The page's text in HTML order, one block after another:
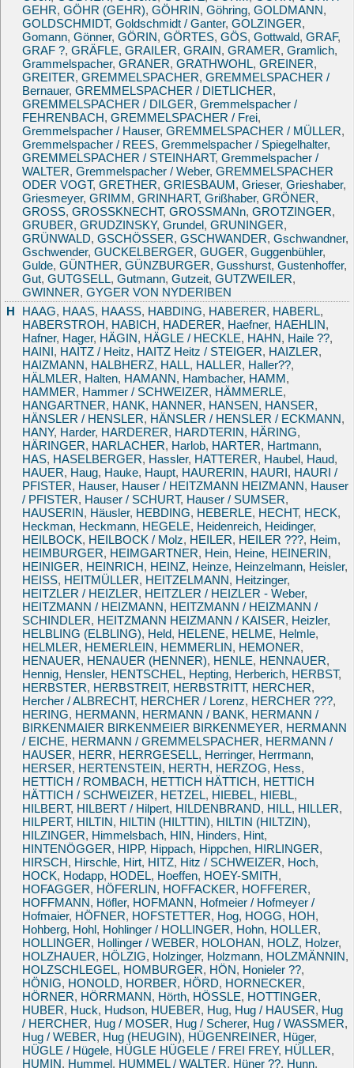
GEHR,GÖHR (GEHR),GÖHRIN,Göhring,GOLDMANN,
GOLDSCHMIDT,Goldschmidt / Ganter,GOLZINGER,
Gomann,Gönner,GÖRIN,GÖRTES,GÖS,Gottwald,GRAF,
GRAF ?,GRÄFLE,GRAILER,GRAIN,GRAMER,Gramlich,
Grammelspacher,GRANER,GRATHWOHL,GREINER,
GREITER,GREMMELSPACHER,GREMMELSPACHER /
Bernauer,GREMMELSPACHER / DIETLICHER,
GREMMELSPACHER / DILGER,Gremmelspacher /
FEHRENBACH,GREMMELSPACHER / Frei,
Gremmelspacher / Hauser,GREMMELSPACHER / MÜLLER,
Gremmelspacher / REES,Gremmelspacher / Spiegelhalter,
GREMMELSPACHER / STEINHART,Gremmelspacher /
WALTER,Gremmelspacher / Weber,GREMMELSPACHER
ODER VOGT,GRETHER,GRIESBAUM,Grieser,Grieshaber,
Griesmeyer,GRIMM,GRINHART,Grißhaber,GRÖNER,
GROSS,GROSSKNECHT,GROSSMANn,GROTZINGER,
GRUBER,GRUDZINSKY,Grundel,GRUNINGER,
GRÜNWALD,GSCHÖSSER,GSCHWANDER,Gschwandner,
Gschwender,GUCKELBERGER,GUGER,Guggenbühler,
Gulde,GÜNTHER,GÜNZBURGER,Gusshurst,Gustenhoffer,
Gut,GUTGSELL,Gutmann,Gutzeit,GUTZWEILER,
GWINNER,GYGER VON NYDERIBEN
H
HAAG, HAAS, HAASS, HABDING, HABERER, HABERL,
HABERSTROH, HABICH, HADERER, Haefner, HAEHLIN,
Hafner, Hager, HÄGIN, HÄGLE / HECKLE, HAHN, Haile ??,
HAINI, HAITZ / Heitz, HAITZ Heitz / STEIGER, HAIZLER,
HAIZMANN, HALBHERZ, HALL, HALLER, Haller??,
HÄLMLER, Halten, HAMANN, Hambacher, HAMM,
HAMMER, Hammer / SCHWEIZER, HÄMMERLE,
HANGARTNER, HANK, HANNER, HANSEN, HANSER,
HÄNSLER / HENSLER, HÄNSLER / HENSLER / ECKMANN,
HANY, Harder, HARDERER, HARDTERIN, HÄRING,
HÄRINGER, HARLACHER, Harlob, HARTER, Hartmann,
HAS, HASELBERGER, Hassler, HATTERER, Haubel, Haud,
HAUER, Haug, Hauke, Haupt, HAURERIN, HAURI, HAURI /
PFISTER, Hauser, Hauser / HEITZMANN HEIZMANN, Hauser
/ PFISTER, Hauser / SCHURT, Hauser / SUMSER,
HAUSERIN, Häusler, HEBDING, HEBERLE, HECHT, HECK,
Heckman, Heckmann, HEGELE, Heidenreich, Heidinger,
HEILBOCK, HEILBOCK / Molz, HEILER, HEILER ???, Heim,
HEIMBURGER, HEIMGARTNER, Hein, Heine, HEINERIN,
HEINIGER, HEINRICH, HEINZ, Heinze, Heinzelmann, Heisler,
HEISS, HEITMÜLLER, HEITZELMANN, Heitzinger,
HEITZLER / HEIZLER, HEITZLER / HEIZLER - Weber,
HEITZMANN / HEIZMANN, HEITZMANN / HEIZMANN /
SCHINDLER, HEITZMANN HEIZMANN / KAISER, Heizler,
HELBLING (ELBLING), Held, HELENE, HELME, Helmle,
HELMLER, HEMERLEIN, HEMMERLIN, HEMONER,
HENAUER, HENAUER (HENNER), HENLE, HENNAUER,
Hennig, Hensler, HENTSCHEL, Hepting, Herberich, HERBST,
HERBSTER, HERBSTREIT, HERBSTRITT, HERCHER,
Hercher / ALBRECHT, HERCHER / Lorenz, HERCHER ???,
HERING, HERMANN, HERMANN / BANK, HERMANN /
BIRKENMAIER BIRKENMEIER BIRKENMEYER, HERMANN
/ EICHE, HERMANN / GREMMELSPACHER, HERMANN /
HAUSER, HERR, HERRGESELL, Herringer, Herrmann,
HERSER, HERTENSTEIN, HERTH, HERZOG, Hess,
HETTICH / ROMBACH, HETTICH HÄTTICH, HETTICH
HÄTTICH / SCHWEIZER, HETZEL, HIEBEL, HIEBL,
HILBERT, HILBERT / Hilpert, HILDENBRAND, HILL, HILLER,
HILPERT, HILTIN, HILTIN (HILTTIN), HILTIN (HILTZIN),
HILZINGER, Himmelsbach, HIN, Hinders, Hint,
HINTENÖGGER, HIPP, Hippach, Hippchen, HIRLINGER,
HIRSCH, Hirschle, Hirt, HITZ, Hitz / SCHWEIZER, Hoch,
HOCK, Hodapp, HODEL, Hoeffen, HOEY-SMITH,
HOFAGGER, HÖFERLIN, HOFFACKER, HOFFERER,
HOFFMANN, Höfler, HOFMANN, Hofmeier / Hofmeyer /
Hofmaier, HÖFNER, HOFSTETTER, Hog, HOGG, HOH,
Hohberg, Hohl, Hohlinger / HOLLINGER, Hohn, HOLLER,
HOLLINGER, Hollinger / WEBER, HOLOHAN, HOLZ, Holzer,
HOLZHAUER, HÖLZIG, Holzinger, Holzmann, HOLZMÄNNIN,
HOLZSCHLEGEL, HOMBURGER, HÖN, Honieler ??,
HÖNIG, HONOLD, HORBER, HÖRD, HORNECKER,
HÖRNER, HÖRRMANN, Hörth, HÖSSLE, HOTTINGER,
HUBER, Huck, Hudson, HUEBER, Hug, Hug / HAUSER, Hug
/ HERCHER, Hug / MOSER, Hug / Scherer, Hug / WASSMER,
Hug / WEBER, Hug (HEUGIN), HÜGENREINER, Hüger,
HÜGLE / Hügele, HÜGLE HÜGELE / FREI FREY, HÜLLER,
HUMIN, Hummel, HUMMEL / WALTER, Hüner ??, Hunn,